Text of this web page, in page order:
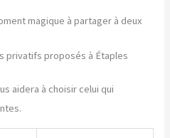
magique à partager à deux
privatifs proposés à Étaples
aidera à choisir celui qui